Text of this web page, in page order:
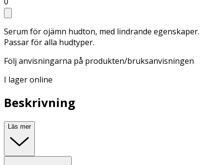
Serum för ojämn hudton, med lindrande egenskaper.
Passar för alla hudtyper.
Följ anvisningarna på produkten/bruksanvisningen
I lager online
Beskrivning
Läs mer